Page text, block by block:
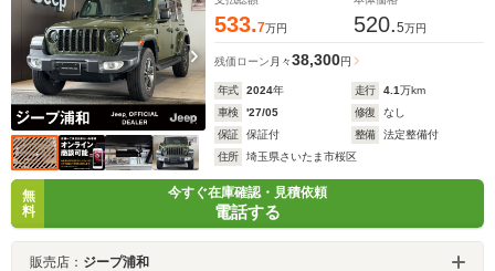
533.7万円 520.5万円
残価ローン 月々38,300円
年式 2024年 走行 4.1万km
車検
'27/05 修復
なし
保証
保証付 整備
法定整備付
住所
埼玉県さいたま市桜区
無
料
今すぐ在庫確認・見積依頼
電話する
販売店： ジープ浦和